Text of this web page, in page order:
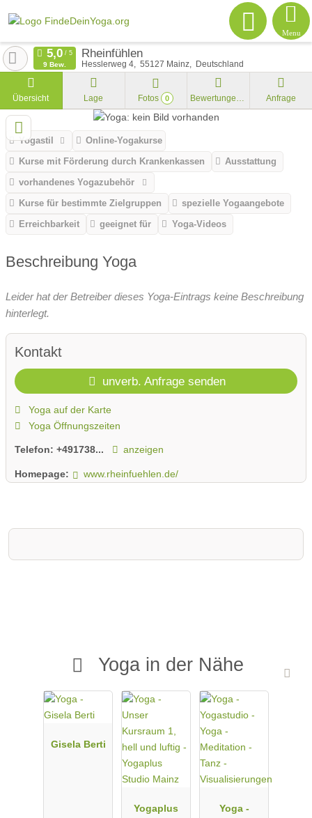
Menu
Rheinfühlen
Hesslerweg 4 55127 Mainz Deutschland
9 Bew.
Übersicht Lage Fotos 0 Bewertungen Anfrage
Yogastil
Online-Yogakurse
Kurse mit Förderung durch Krankenkassen
Ausstattung
vorhandenes Yogazubehör
Kurse für bestimmte Zielgruppen
spezielle Yogaangebote
Erreichbarkeit
geeignet für Yoga-Videos
Beschreibung Yoga
Leider hat der Betreiber dieses Yoga-Eintrags keine Beschreibung
hinterlegt.
Kontakt
unverb. Anfrage senden
Yoga auf der Karte
Yoga Öffnungszeiten
Telefon: +491738... anzeigen
Homepage: www.rheinfuehlen.de/
Yoga in der Nähe
Gisela Berti
Yogaplus
Yoga -